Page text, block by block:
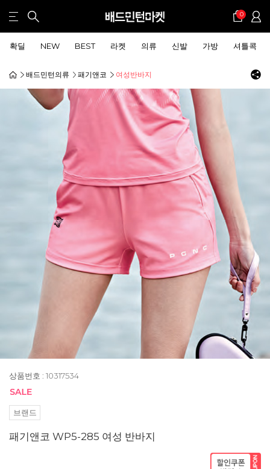
0
확딜 NEW BEST 라켓 의류 신발 가방 셔틀콕
배드민턴의류 패기앤코 여성반바지
상품번호 : 10317534
브랜드
패기앤코 WP5-285 여성 반바지